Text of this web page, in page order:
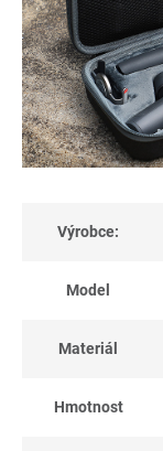
Výrobce:
Model
Materiál
Hmotnost